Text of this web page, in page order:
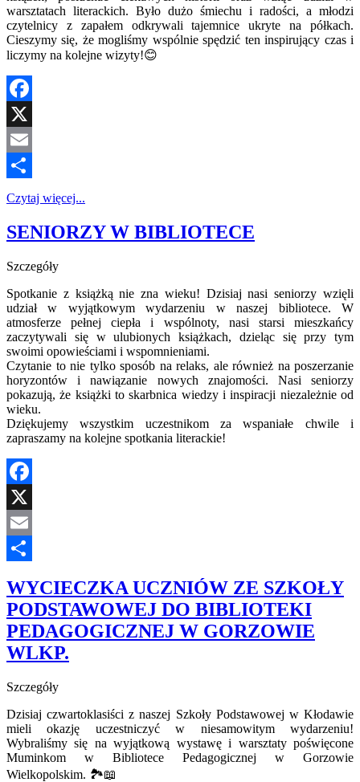
warsztatach literackich. Było dużo śmiechu i radości, a młodzi
czytelnicy z zapałem odkrywali tajemnice ukryte na półkach.
Cieszymy się, że mogliśmy wspólnie spędzić ten inspirujący czas i
liczymy na kolejne wizyty!😊
Facebook
X
Email
Share
Czytaj więcej...
SENIORZY W BIBLIOTECE
Szczegóły
Spotkanie z książką nie zna wieku! Dzisiaj nasi seniorzy wzięli
udział w wyjątkowym wydarzeniu w naszej bibliotece. W
atmosferze pełnej ciepła i wspólnoty, nasi starsi mieszkańcy
zaczytywali się w ulubionych książkach, dzieląc się przy tym
swoimi opowieściami i wspomnieniami.
Czytanie to nie tylko sposób na relaks, ale również na poszerzanie
horyzontów i nawiązanie nowych znajomości. Nasi seniorzy
pokazują, że książki to skarbnica wiedzy i inspiracji niezależnie od
wieku.
Dziękujemy wszystkim uczestnikom za wspaniałe chwile i
zapraszamy na kolejne spotkania literackie!
Facebook
X
Email
WYCIECZKA UCZNIÓW ZE SZKOŁY
PODSTAWOWEJ DO BIBLIOTEKI
PEDAGOGICZNEJ W GORZOWIE
WLKP.
Szczegóły
Dzisiaj czwartoklasiści z naszej Szkoły Podstawowej w Kłodawie
mieli okazję uczestniczyć w niesamowitym wydarzeniu!
Wybraliśmy się na wyjątkową wystawę i warsztaty poświęcone
Muminkom w Bibliotece Pedagogicznej w Gorzowie
Wielkopolskim. 🏞️📖